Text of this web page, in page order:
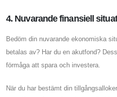
4. Nuvarande finansiell
Bedöm din nuvarande ekonomiska
betalas av? Har du en akutfond?
förmåga att spara och investera.
När du har bestämt din